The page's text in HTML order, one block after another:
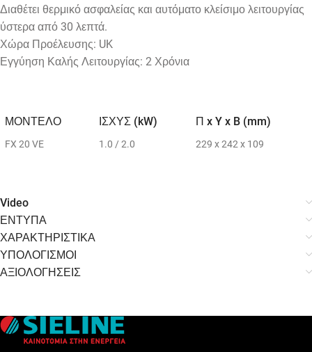
Διαθέτει θερμικό ασφαλείας και αυτόματο κλείσιμο λειτουργίας
ύστερα από 30 λεπτά.
Χώρα Προέλευσης: UK
Εγγύηση Καλής Λειτουργίας: 2 Χρόνια
ΜΟΝΤΕΛΟ ΙΣΧΥΣ (kW) Π x Y x B (mm)
FX 20 VE 1.0 / 2.0 229 x 242 x 109
Video
ΕΝΤΥΠΑ
ΧΑΡΑΚΤΗΡΙΣΤΙΚΑ
ΥΠΟΛΟΓΙΣΜΟΙ
ΑΞΙΟΛΟΓΗΣΕΙΣ